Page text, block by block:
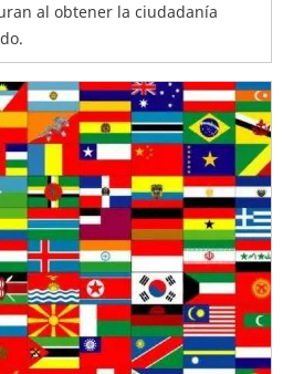
al obtener la ciudadanía